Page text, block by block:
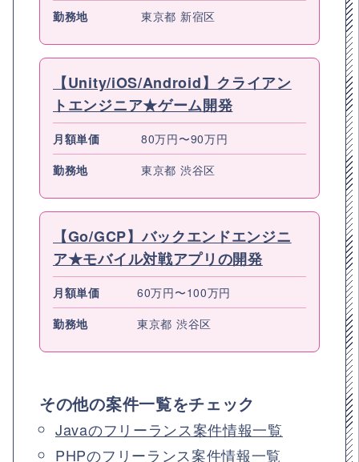
勤務地
東京都 新宿区
【Unity/iOS/Android】クライアン
トエンジニア★ゲーム開発
月額単価
80万円〜90万円
勤務地
東京都 渋谷区
【Go/GCP】バックエンドエンジニ
ア★モバイル対戦アプリの開発
月額単価
60万円〜100万円
勤務地
東京都 渋谷区
その他の案件一覧をチェック
Javaのフリーランス案件情報一覧
PHPのフリーランス案件情報一覧